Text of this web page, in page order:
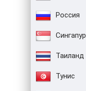
Россия
Сингапур
Таиланд
Тунис